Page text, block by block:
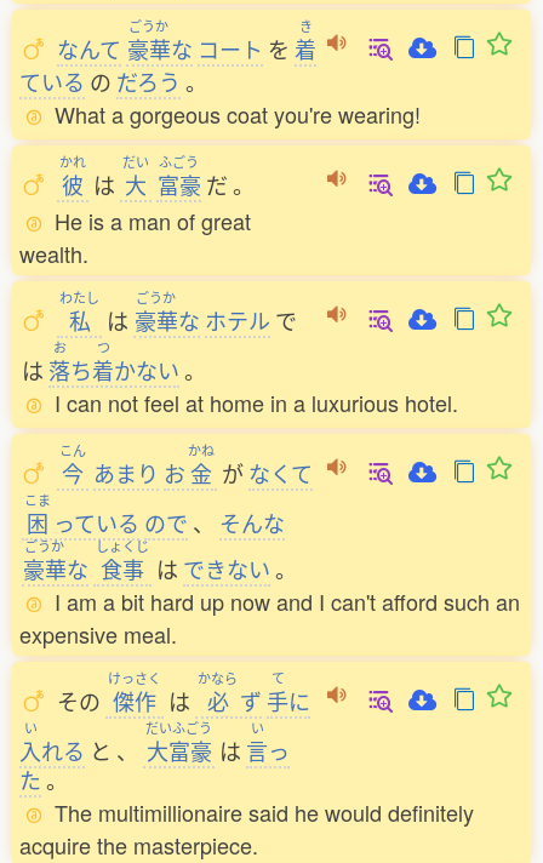
なんて
ごうか
豪華な コート を
き
着
ている の だろう 。
What a gorgeous coat you're wearing!
かれ
彼 は
だい
大
ふごう
富豪 だ。
He is a man of great
wealth.
わたし
私 は
ごうか
豪華な ホテル で
は
お
落ち
つ
着かない。
I can not feel at home in a luxurious hotel.
こん
今 あまり お
かね
金 がなくて
こま
困 っている ので 、 そんな
ごうか
豪華な
しょくじ
食事 は できない。
I am a bit hard up now and I can't afford such an
expensive meal.
その
けっさく
傑作 は
かなら
必 ず
て
手に
い
入れる と 、
だいふごう
大富豪 は
い
言っ
た。
The multimillionaire said he would definitely
acquire the masterpiece.